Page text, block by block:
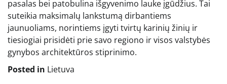
pasalas bei patobulina išgyvenimo lauke įgūdžius. Tai
suteikia maksimalų lankstumą dirbantiems
jaunuoliams, norintiems įgyti tvirtų karinių žinių ir
tiesiogiai prisidėti prie savo regiono ir visos valstybės
gynybos architektūros stiprinimo.
Posted in Lietuva